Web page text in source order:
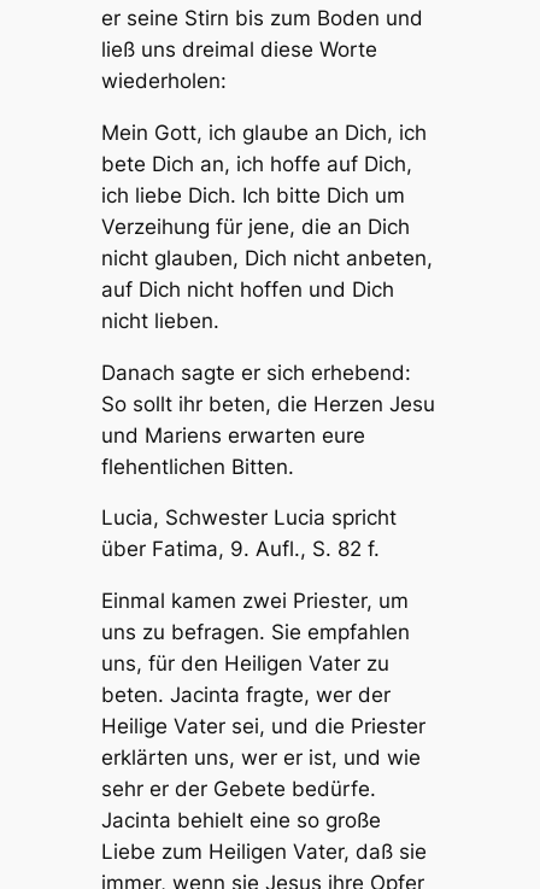
er seine Stirn bis zum Boden und
ließ uns dreimal diese Worte
wiederholen:
Mein Gott, ich glaube an Dich, ich
bete Dich an, ich hoffe auf Dich,
ich liebe Dich. Ich bitte Dich um
Verzeihung für jene, die an Dich
nicht glauben, Dich nicht anbeten,
auf Dich nicht hoffen und Dich
nicht lieben.
Danach sagte er sich erhebend:
So sollt ihr beten, die Herzen Jesu
und Mariens erwarten eure
flehentlichen Bitten.
Lucia, Schwester Lucia spricht
über Fatima, 9. Aufl., S. 82 f.
Einmal kamen zwei Priester, um
uns zu befragen. Sie empfahlen
uns, für den Heiligen Vater zu
beten. Jacinta fragte, wer der
Heilige Vater sei, und die Priester
erklärten uns, wer er ist, und wie
sehr er der Gebete bedürfe.
Jacinta behielt eine so große
Liebe zum Heiligen Vater, daß sie
immer, wenn sie Jesus ihre Opfer